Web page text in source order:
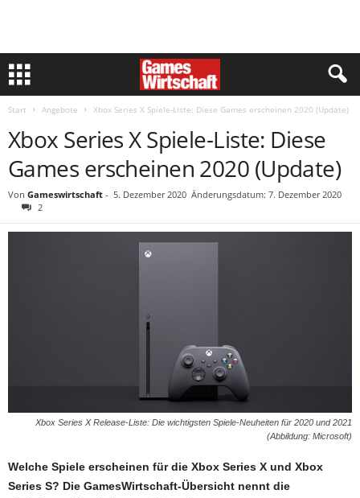
Start Angebote Xbox Series X Spiele-Liste: Diese Games erscheinen 2020 (Update)
Xbox Series X Spiele-Liste: Diese
Games erscheinen 2020 (Update)
Von Gameswirtschaft - 5. Dezember 2020 Änderungsdatum: 7. Dezember 2020
2
Xbox Series X Release-Liste: Die wichtigsten Spiele-Neuheiten für 2020 und 2021
(Abbildung: Microsoft)
Welche Spiele erscheinen für die Xbox Series X und Xbox
Series S? Die GamesWirtschaft-Übersicht nennt die